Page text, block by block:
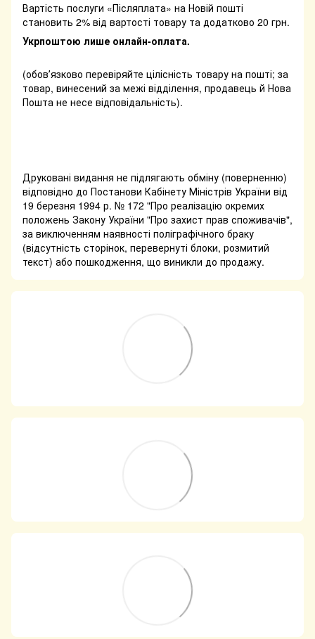
Вартість послуги «Післяплата» на Новій пошті
становить 2% від вартості товару та додатково 20 грн.
Укрпоштою лише онлайн-оплата.
(обовʼязково перевіряйте цілісність товару на пошті; за
товар, винесений за межі відділення, продавець й Нова
Пошта не несе відповідальність).
Друковані видання не підлягають обміну (поверненню)
відповідно до Постанови Кабінету Міністрів України від
19 березня 1994 р. № 172 "Про реалізацію окремих
положень Закону України "Про захист прав споживачів",
за виключенням наявності поліграфічного браку
(відсутність сторінок, перевернуті блоки, розмитий
текст) або пошкодження, що виникли до продажу.